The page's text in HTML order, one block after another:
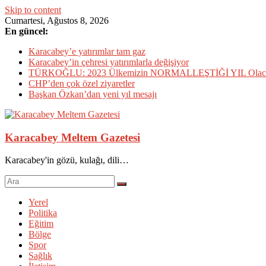
Skip to content
Cumartesi, Ağustos 8, 2026
En güncel:
Karacabey’e yatırımlar tam gaz
Karacabey’in çehresi yatırımlarla değişiyor
TÜRKOĞLU: 2023 Ülkemizin NORMALLEŞTİĞİ YIL
CHP’den çok özel ziyaretler
Başkan Özkan’dan yeni yıl mesajı
Karacabey Meltem Gazetesi
Karacabey'in gözü, kulağı, dili…
Yerel
Politika
Eğitim
Bölge
Spor
Sağlık